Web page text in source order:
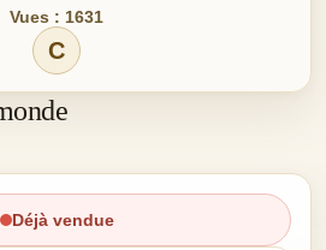
Vues : 1631
C
Déjà vendue